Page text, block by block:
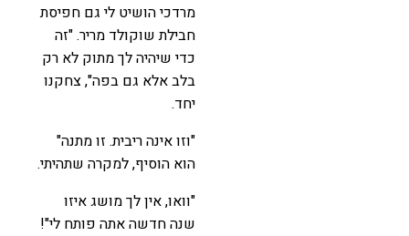
מרדכי הושיט לי גם חפיסת
חבילת שוקולד מריר. "זה
כדי שיהיה לך מתוק לא רק
בלב אלא גם בפה", צחקנו
יחד.
"וזו אינה ריבית. זו מתנה"
הוא הוסיף, למקרה שתהיתי.
"וואו, אין לך מושג איזו
שנה חדשה אתה פותח לי"!